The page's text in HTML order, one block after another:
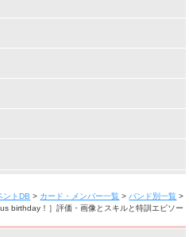
ントDB > カード・メンバー一覧 > バンド別一覧 >
birthday！］評価・画像とスキルと特訓エピソー